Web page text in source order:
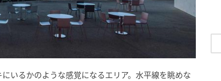
いるかのような感覚になるエリア。水平線を眺めな